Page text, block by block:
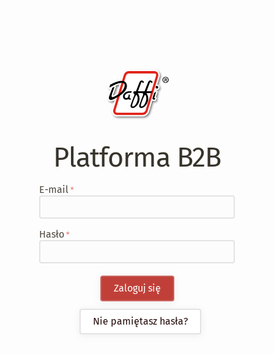
Platforma B2B
E-mail
Hasło
Zaloguj się
Nie pamiętasz hasła?